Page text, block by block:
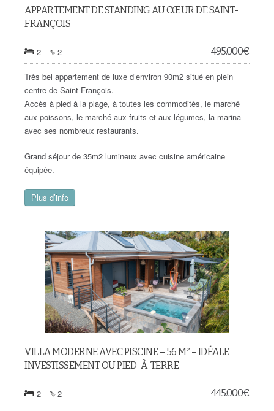
APPARTEMENT DE STANDING AU CŒUR DE SAINT-
FRANÇOIS
2 2 495.000€
Très bel appartement de luxe d’environ 90m2 situé en plein
centre de Saint-François.
Accès à pied à la plage, à toutes les commodités, le marché
aux poissons, le marché aux fruits et aux légumes, la marina
avec ses nombreux restaurants.
Grand séjour de 35m2 lumineux avec cuisine américaine
équipée.
Plus d’info
VILLA MODERNE AVEC PISCINE – 56 M² – IDÉALE
INVESTISSEMENT OU PIED-À-TERRE
2 2 445.000€